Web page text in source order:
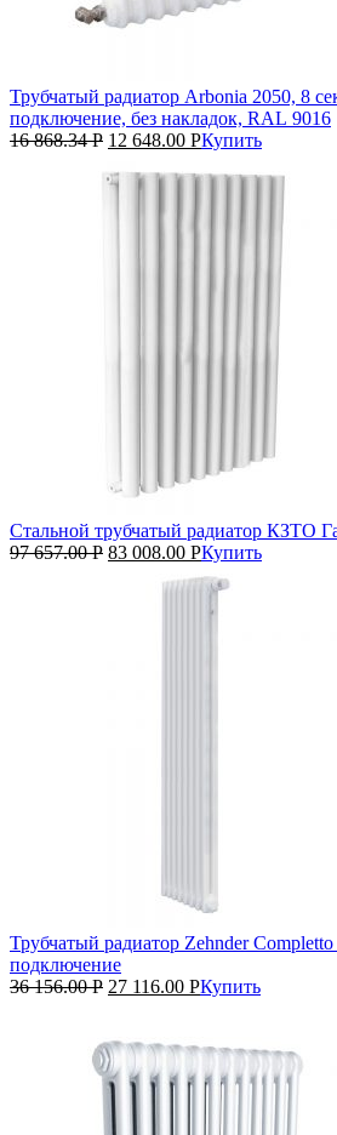
Трубчатый радиатор Arbonia 2050, 8
подключение, без накладок, RAL 9016
16 868.34Р 12 648.00 РКупить
Стальной трубчатый радиатор КЗТО
97 657.00Р 83 008.00 РКупить
Трубчатый радиатор Zehnder
подключение
36 156.00Р 27 116.00 РКупить